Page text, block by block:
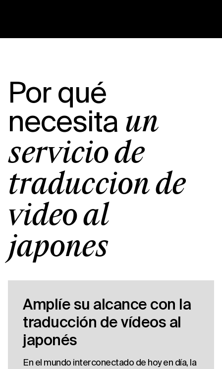
Por qué
necesita un
servicio de
traducción de
vídeo al
japonés
Amplíe su alcance con la
traducción de vídeos al
japonés
En el mundo interconectado de hoy en día, la